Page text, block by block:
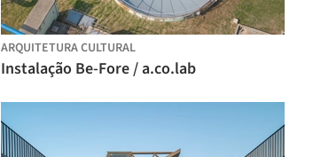
ARQUITETURA CULTURAL
Instalação Be-Fore / a.co.lab